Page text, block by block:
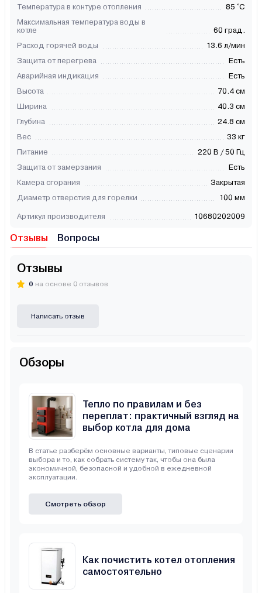
Температура в контуре отопления
85 °C
Максимальная температура воды в
котле
60 град.
Расход горячей воды
13.6 л/мин
Защита от перегрева
Есть
Аварийная индикация
Есть
Высота
70.4 см
Ширина
40.3 см
Глубина
24.8 см
Вес
33 кг
Питание
220 В / 50 Гц
Защита от замерзания
Есть
Камера сгорания
Закрытая
Диаметр отверстия для горелки
100 мм
Артикул производителя 10680202009
Отзывы Вопросы
Отзывы
0 на основе 0 отзывов
Написать отзыв
Обзоры
Тепло по правилам и без
переплат: практичный взгляд на
выбор котла для дома
В статье разберём основные варианты, типовые сценарии
выбора и то, как собрать систему так, чтобы она была
экономичной, безопасной и удобной в ежедневной
эксплуатации.
Смотреть обзор
Как почистить котел отопления
самостоятельно